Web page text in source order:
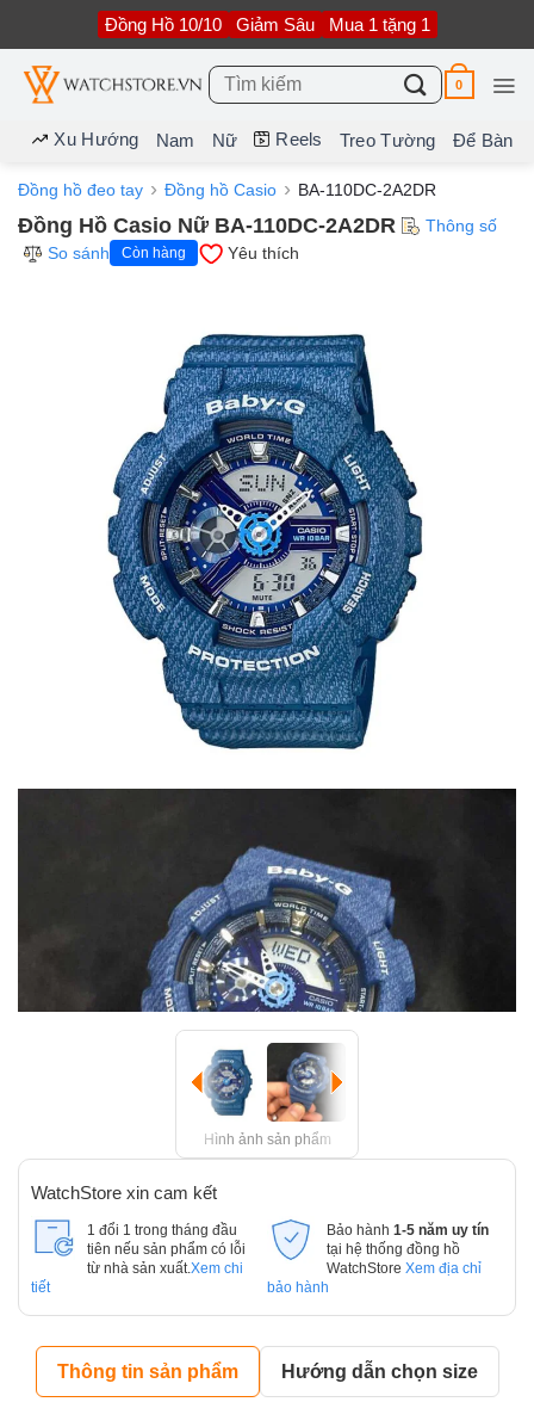
nội
dung
Đồng Hồ 10/10 Giảm Sâu Mua 1 tặng 1
Tìm
kiếm:
0
Xu Hướng Nam Nữ Reels Treo Tường Để Bàn
Đồng hồ đeo tay Đồng hồ Casio BA-110DC-2A2DR
Đồng Hồ Casio Nữ BA-110DC-2A2DR
Thông số
So sánh
Còn hàng Yêu thích
Hình ảnh sản phẩm
WatchStore xin cam kết
1 đổi 1 trong tháng đầu
tiên nếu sản phẩm có lỗi
từ nhà sản xuất. Xem chi
tiết
Bảo hành 1-5 năm uy tín
tại hệ thống đồng hồ
WatchStore Xem địa chỉ
bảo hành
Thông tin sản phẩm Hướng dẫn chọn size